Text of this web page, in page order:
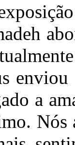
a
Nós